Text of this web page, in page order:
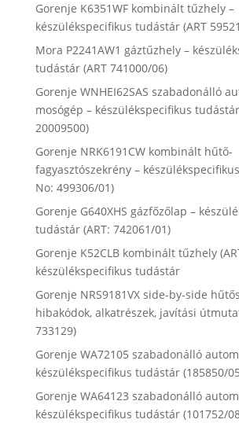
Gorenje K6351WF kombinált tűzhely –
készülékspecifikus tudástár (ART
Mora P2241AW1 gáztűzhely –
tudástár (ART 741000/06)
Gorenje WNHEI62SAS szabadonálló
mosógép – készülékspecifikus
20009500)
Gorenje NRK6191CW kombinált hűtő-
fagyasztószekrény –
No: 499306/01)
Gorenje G640XHS gázfőzőlap –
tudástár (ART: 742061/01)
Gorenje K52CLB kombinált tűzhely
készülékspecifikus tudástár
Gorenje NRS9181VX side-by-side
hibakódok, alkatrészek, javítási
733129)
Gorenje WA72105 szabadonálló
készülékspecifikus tudástár (185850/
Gorenje WA64123 szabadonálló
készülékspecifikus tudástár (101752/